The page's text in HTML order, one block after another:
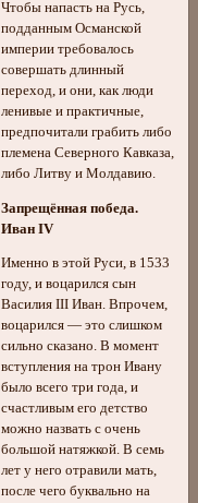
Чтобы напасть на Русь,
подданным Османской
империи требовалось
совершать длинный
переход, и они, как люди
ленивые и практичные,
предпочитали грабить либо
племена Северного Кавказа,
либо Литву и Молдавию.
Запрещённая победа.
Иван IV
Именно в этой Руси, в 1533
году, и воцарился сын
Василия III Иван. Впрочем,
воцарился — это слишком
сильно сказано. В момент
вступления на трон Ивану
было всего три года, и
счастливым его детство
можно назвать с очень
большой натяжкой. В семь
лет у него отравили мать,
после чего буквально на